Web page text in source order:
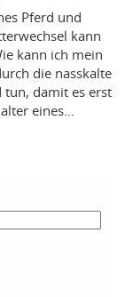
Pferd und
kann
kann ich mein
die nasskalte
tun, damit es erst
eines…